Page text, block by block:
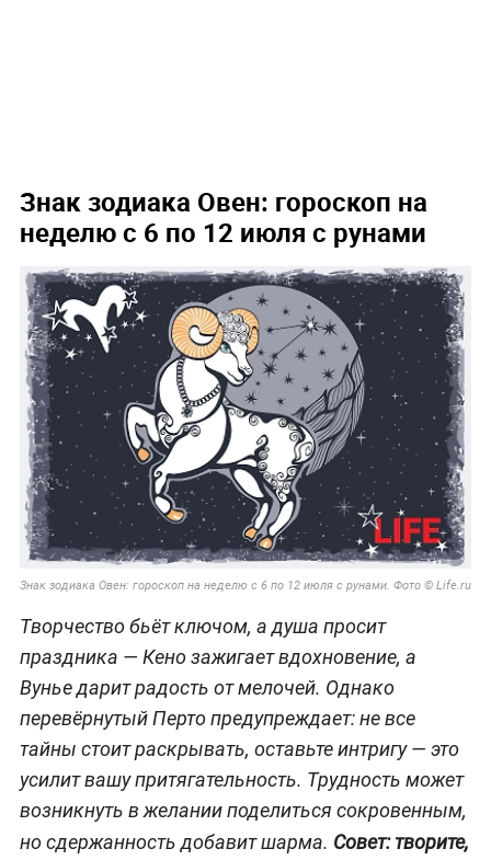
Знак зодиака Овен: гороскоп на
неделю с 6 по 12 июля с рунами
Знак зодиака Овен: гороскоп на неделю с 6 по 12 июля с рунами. Фото © Life.ru
Творчество бьёт ключом, а душа просит
праздника — Кено зажигает вдохновение, а
Вунье дарит радость от мелочей. Однако
перевёрнутый Перто предупреждает: не все
тайны стоит раскрывать, оставьте интригу — это
усилит вашу притягательность. Трудность может
возникнуть в желании поделиться сокровенным,
но сдержанность добавит шарма. Совет: творите,